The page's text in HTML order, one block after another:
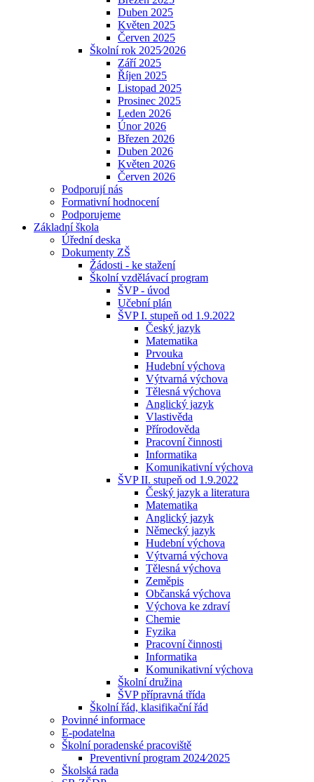
Duben 2025
Květen 2025
Červen 2025
Školní rok 2025⁄2026
Září 2025
Říjen 2025
Listopad 2025
Prosinec 2025
Leden 2026
Únor 2026
Březen 2026
Duben 2026
Květen 2026
Červen 2026
Podporují nás
Formativní hodnocení
Podporujeme
Základní škola
Úřední deska
Dokumenty ZŠ
Žádosti - ke stažení
Školní vzdělávací program
ŠVP - úvod
Učební plán
ŠVP I. stupeň od 1.9.2022
Český jazyk
Matematika
Prvouka
Hudební výchova
Výtvarná výchova
Tělesná výchova
Anglický jazyk
Vlastivěda
Přírodověda
Pracovní činnosti
Informatika
Komunikativní výchova
ŠVP II. stupeň od 1.9.2022
Český jazyk a literatura
Matematika
Anglický jazyk
Německý jazyk
Hudební výchova
Výtvarná výchova
Tělesná výchova
Zeměpis
Občanská výchova
Výchova ke zdraví
Chemie
Fyzika
Pracovní činnosti
Informatika
Komunikativní výchova
Školní družina
ŠVP přípravná třída
Školní řád, klasifikační řád
Povinné informace
E-podatelna
Školní poradenské pracoviště
Preventivní program 2024⁄2025
Školská rada